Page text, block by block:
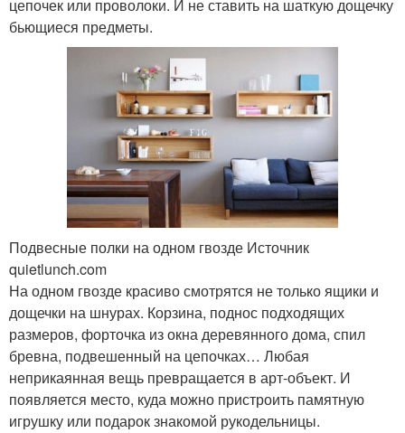
цепочек или проволоки. И не ставить на шаткую дощечку
бьющиеся предметы.
Подвесные полки на одном гвозде Источник
quietlunch.com
На одном гвозде красиво смотрятся не только ящики и
дощечки на шнурах. Корзина, поднос подходящих
размеров, форточка из окна деревянного дома, спил
бревна, подвешенный на цепочках… Любая
неприкаянная вещь превращается в арт-объект. И
появляется место, куда можно пристроить памятную
игрушку или подарок знакомой рукодельницы.